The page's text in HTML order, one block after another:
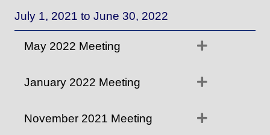
July 1, 2021 to June 30, 2022
May 2022 Meeting Expand
January 2022 Meeting Expand
November 2021 Meeting Expand